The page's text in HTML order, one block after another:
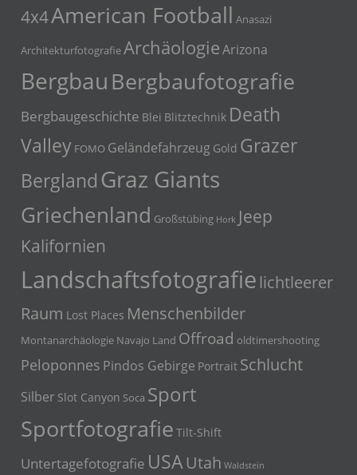
4x4American Football Anasazi
ArchitekturfotografieArchäologieArizona
BergbauBergbaufotografie
Bergbaugeschichte Blei Blitztechnik Death
Valley FOMO Geländefahrzeug Gold Grazer
Bergland Graz Giants
Griechenland Großstübing Hork Jeep
Kalifornien
Landschaftsfotografie lichtleerer
Raum Lost Places Menschenbilder
Montanarchäologie Navajo Land Offroad oldtimershooting
Peloponnes Pindos Gebirge Portrait Schlucht
Silber Slot Canyon Soca Sport
Sportfotografie Tilt-Shift
Untertagefotografie USAUtah Waldstein